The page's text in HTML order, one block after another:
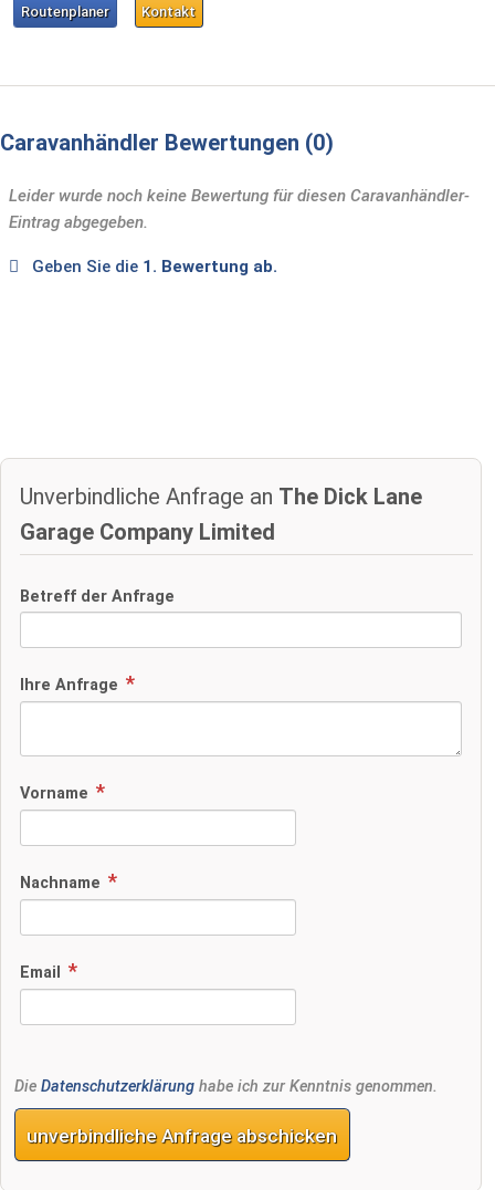
Routenplaner Kontakt
Caravanhändler Bewertungen 0
Leider wurde noch keine Bewertung für diesen Caravanhändler-
Eintrag abgegeben.
Geben Sie die 1. Bewertung ab.
Unverbindliche Anfrage an The Dick Lane
Garage Company Limited
Betreff der Anfrage
Ihre Anfrage
Vorname
Nachname
Email
Die Datenschutzerklärung habe ich zur Kenntnis genommen.
unverbindliche Anfrage abschicken